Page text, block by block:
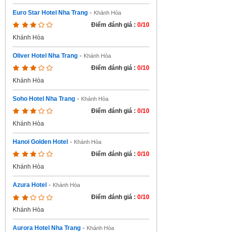
Euro Star Hotel Nha Trang - Khánh Hòa
Điểm đánh giá : 0/10
Khánh Hòa
Oliver Hotel Nha Trang - Khánh Hòa
Điểm đánh giá : 0/10
Khánh Hòa
Soho Hotel Nha Trang - Khánh Hòa
Điểm đánh giá : 0/10
Khánh Hòa
Hanoi Golden Hotel - Khánh Hòa
Điểm đánh giá : 0/10
Khánh Hòa
Azura Hotel - Khánh Hòa
Điểm đánh giá : 0/10
Khánh Hòa
Aurora Hotel Nha Trang - Khánh Hòa